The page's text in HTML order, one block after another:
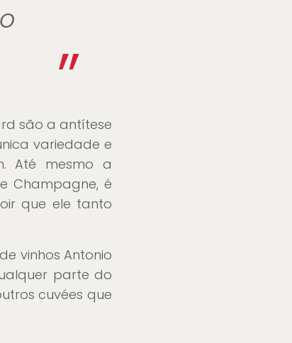
”
são a antítese
variedade e
Até mesmo a
Champagne, é
que ele tanto
vinhos Antonio
parte do
cuvées que